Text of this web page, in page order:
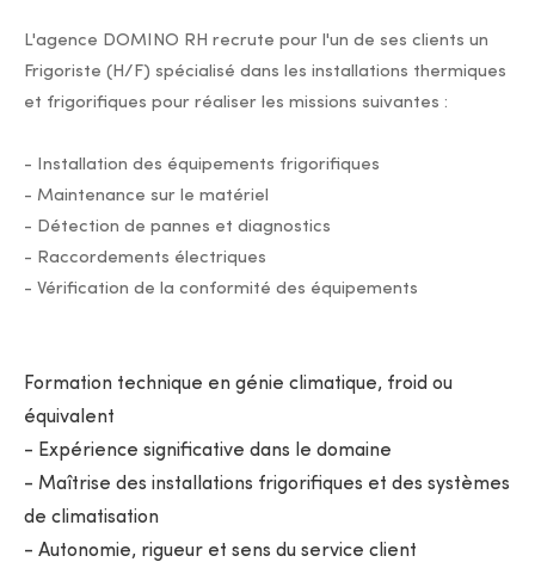
L'agence DOMINO RH recrute pour l'un de ses clients un
Frigoriste (H/F) spécialisé dans les installations thermiques
et frigorifiques pour réaliser les missions suivantes :
- Installation des équipements frigorifiques
- Maintenance sur le matériel
- Détection de pannes et diagnostics
- Raccordements électriques
- Vérification de la conformité des équipements
Formation technique en génie climatique, froid ou
équivalent
- Expérience significative dans le domaine
- Maîtrise des installations frigorifiques et des systèmes
de climatisation
- Autonomie, rigueur et sens du service client